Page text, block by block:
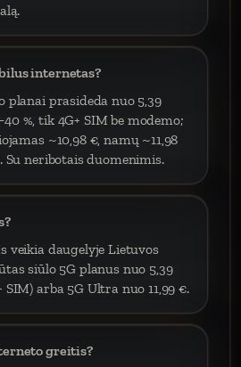
internetas?
planai prasideda nuo 5,39
%, tik 4G+ SIM be modemo;
~10,98 €, namų ~11,98
Su neribotais duomenimis.
veikia daugelyje Lietuvos
siūlo 5G planus nuo 5,39
SIM) arba 5G Ultra nuo 11,99 €.
greitis?